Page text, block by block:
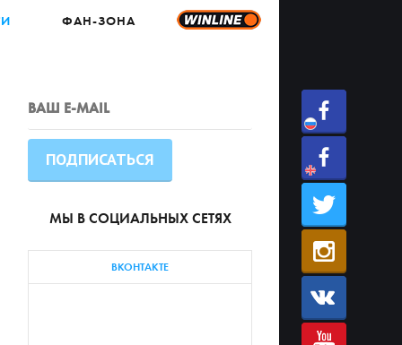
ФАН-ЗОНА
МЫ В СОЦИАЛЬНЫХ СЕТЯХ
ВКОНТАКТЕ